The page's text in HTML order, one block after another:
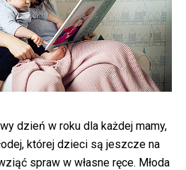
dzień w roku dla każdej mamy,
której dzieci są jeszcze na
spraw w własne ręce. Młoda